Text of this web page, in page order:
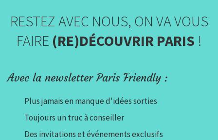
RESTEZ AVEC NOUS, ON VA VOUS
FAIRE (RE)DÉCOUVRIR PARIS !
Avec la newsletter Paris Friendly :
Plus jamais en manque d'idées sorties
Toujours un truc à conseiller
Des invitations et événements exclusifs